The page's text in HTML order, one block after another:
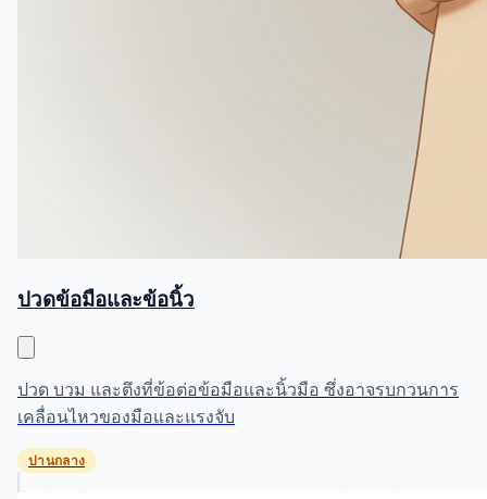
ปวดข้อมือและข้อนิ้ว
ปวด บวม และตึงที่ข้อต่อข้อมือและนิ้วมือ ซึ่งอาจรบกวนการ
เคลื่อนไหวของมือและแรงจับ
ปานกลาง